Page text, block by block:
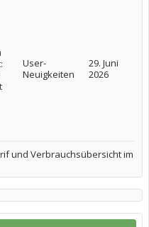
User-
Neuigkeiten
29. Juni
2026
und Verbrauchsübersicht im